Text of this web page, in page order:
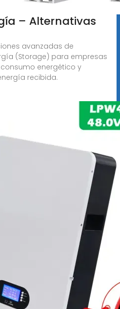
– Alternativas
avanzadas de
(Storage) para empresas
energético y
recibida.